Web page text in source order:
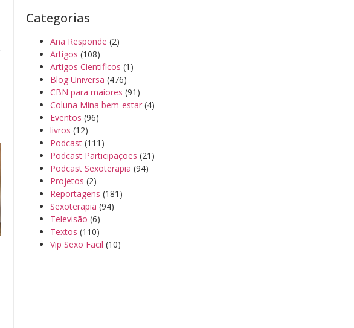
Categorias
Ana Responde (2)
Artigos (108)
Artigos Cientificos (1)
Blog Universa (476)
CBN para maiores (91)
Coluna Mina bem-estar(4)
Eventos (96)
livros (12)
Podcast(111)
Podcast Participações (21)
Podcast Sexoterapia (94)
Projetos (2)
Reportagens (181)
Sexoterapia (94)
Televisão (6)
Textos (110)
Vip Sexo Facil (10)